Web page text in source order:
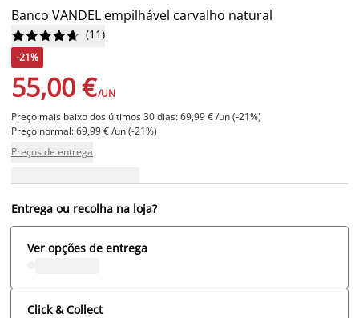
Banco VANDEL empilhável carvalho natural





 (11)
-21%
55,00 €/UN
Preço mais baixo dos últimos 30 dias: 69,99 € /un (-21%)
Preço normal: 69,99 € /un (-21%)
Preços de entrega
Entrega ou recolha na loja?
Ver opções de entrega
Click & Collect